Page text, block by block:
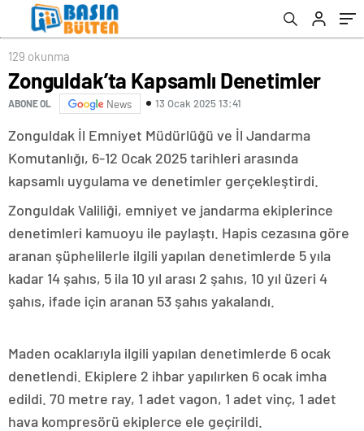
129 okunma
Zonguldak’ta Kapsamlı Denetimler
ABONE OL News 13 Ocak 2025 13:41
Zonguldak İl Emniyet Müdürlüğü ve İl Jandarma
Komutanlığı, 6-12 Ocak 2025 tarihleri arasında
kapsamlı uygulama ve denetimler gerçekleştirdi.
Zonguldak Valiliği, emniyet ve jandarma ekiplerince
denetimleri kamuoyu ile paylaştı. Hapis cezasına göre
aranan şüphelilerle ilgili yapılan denetimlerde 5 yıla
kadar 14 şahıs, 5 ila 10 yıl arası 2 şahıs, 10 yıl üzeri 4
şahıs, ifade için aranan 53 şahıs yakalandı.
Maden ocaklarıyla ilgili yapılan denetimlerde 6 ocak
denetlendi. Ekiplere 2 ihbar yapılırken 6 ocak imha
edildi. 70 metre ray, 1 adet vagon, 1 adet vinç, 1 adet
hava kompresörü ekiplerce ele geçirildi.